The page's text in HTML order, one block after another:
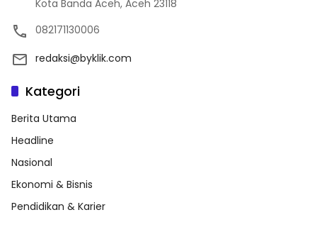
Kota Banda Aceh, Aceh 23118
082171130006
redaksi@byklik.com
Kategori
Berita Utama
Headline
Nasional
Ekonomi & Bisnis
Pendidikan & Karier